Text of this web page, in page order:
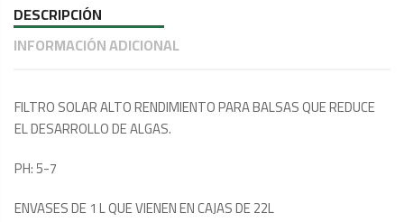
DESCRIPCIÓN
INFORMACIÓN ADICIONAL
FILTRO SOLAR ALTO RENDIMIENTO PARA BALSAS QUE REDUCE
EL DESARROLLO DE ALGAS.
PH: 5-7
ENVASES DE 1 L QUE VIENEN EN CAJAS DE 22L